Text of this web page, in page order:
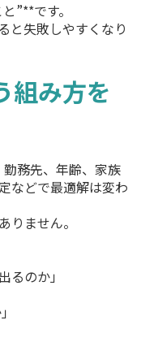
”**です。
と失敗しやすくなり
組み方を
務先、年齢、家族
などで最適解は変わ
りません。
るのか」